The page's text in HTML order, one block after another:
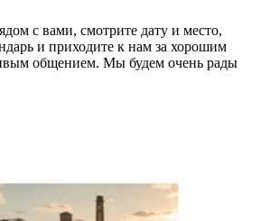
с вами, смотрите дату и место,
и приходите к нам за хорошим
общением. Мы будем очень рады